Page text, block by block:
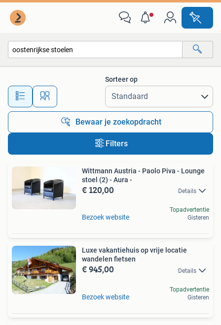
Alle afstanden…
Sorteer op
Bewaar je zoekopdracht
Filters
Wittmann Austria - Paolo Piva - Lounge
stoel (2) - Aura -
€ 120,00 Details
Bezoek website
Topadvertentie
Gisteren
Luxe vakantiehuis op vrije locatie
wandelen fietsen
€ 945,00 Details
Bezoek website
Topadvertentie
Gisteren